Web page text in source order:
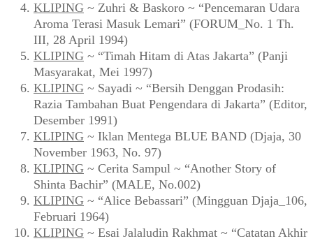
KLIPING ~ Zuhri & Baskoro ~ “Pencemaran Udara
Aroma Terasi Masuk Lemari” (FORUM_No. 1 Th.
III, 28 April 1994)
KLIPING ~ “Timah Hitam di Atas Jakarta” (Panji
Masyarakat, Mei 1997)
KLIPING ~ Sayadi ~ “Bersih Denggan Prodasih:
Razia Tambahan Buat Pengendara di Jakarta” (Editor,
Desember 1991)
KLIPING ~ Iklan Mentega BLUE BAND (Djaja, 30
November 1963, No. 97)
KLIPING ~ Cerita Sampul ~ “Another Story of
Shinta Bachir” (MALE, No.002)
KLIPING ~ “Alice Bebassari” (Mingguan Djaja_106,
Februari 1964)
KLIPING ~ Esai Jalaludin Rakhmat ~ “Catatan Akhir